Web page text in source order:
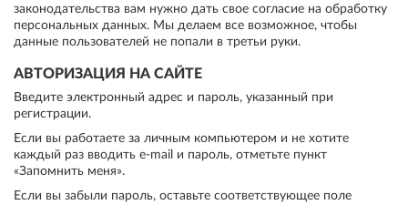
законодательства вам нужно дать свое согласие на обработку
персональных данных. Мы делаем все возможное, чтобы
данные пользователей не попали в третьи руки.
АВТОРИЗАЦИЯ НА САЙТЕ
Введите электронный адрес и пароль, указанный при
регистрации.
Если вы работаете за личным компьютером и не хотите
каждый раз вводить e-mail и пароль, отметьте пункт
«Запомнить меня».
Если вы забыли пароль, оставьте соответствующее поле